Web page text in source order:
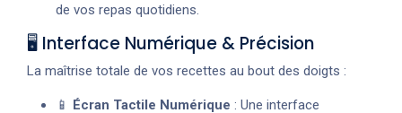
de vos repas quotidiens.
🖥️ Interface Numérique & Précision
La maîtrise totale de vos recettes au bout des doigts :
📱 Écran Tactile Numérique : Une interface